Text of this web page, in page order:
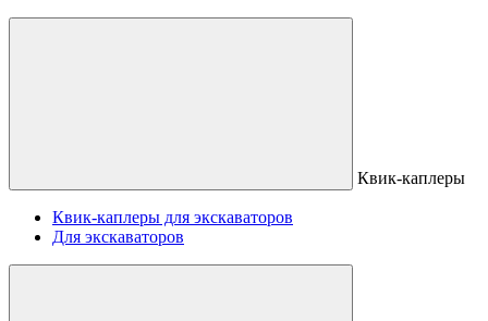
Квик-каплеры
Квик-каплеры для экскаваторов
Для экскаваторов